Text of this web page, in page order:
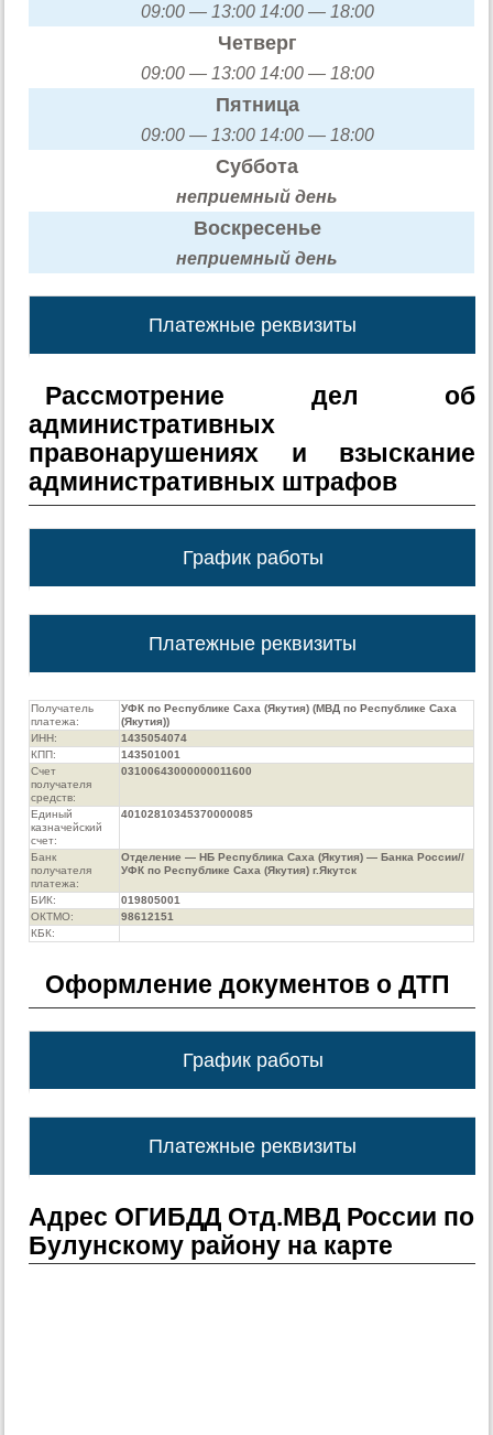
09:00 — 13:00 14:00 — 18:00
Четверг
09:00 — 13:00 14:00 — 18:00
Пятница
09:00 — 13:00 14:00 — 18:00
Суббота
неприемный день
Воскресенье
неприемный день
Платежные реквизиты
Рассмотрение дел об
административных
правонарушениях и взыскание
административных штрафов
График работы
Платежные реквизиты
Получатель
платежа:
УФК по Республике Саха (Якутия) (МВД по Республике Саха
(Якутия))
ИНН:
1435054074
КПП:
143501001
Счет
получателя
средств:
03100643000000011600
Единый
казначейский
счет:
40102810345370000085
Банк
получателя
платежа:
Отделение — НБ Республика Саха (Якутия) — Банка России//
УФК по Республике Саха (Якутия) г.Якутск
БИК:
019805001
ОКТМО:
98612151
КБК:
Оформление документов о ДТП
График работы
Платежные реквизиты
Адрес ОГИБДД Отд.МВД России по
Булунскому району на карте